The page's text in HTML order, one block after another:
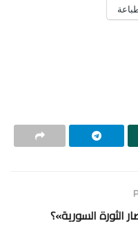
الثورة السورية»؟